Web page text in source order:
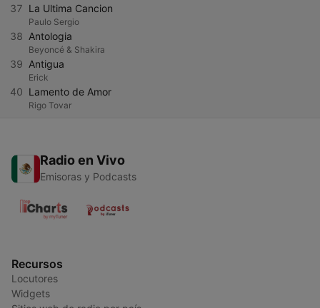
37 La Ultima Cancion
Paulo Sergio
38 Antologia
Beyoncé & Shakira
39 Antigua
Erick
40 Lamento de Amor
Rigo Tovar
Radio en Vivo
Emisoras y Podcasts
Recursos
Locutores
Widgets